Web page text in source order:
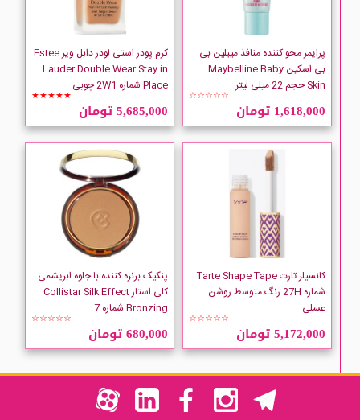
پرایمر محو کننده منافذ میبلین بی
بی اسکین Maybelline Baby
Skin حجم 22 میلی لیتر
☆☆☆☆☆
1,618,000 تومان
کرم پودر استی لودر دابل ویر Estee
Lauder Double Wear Stay in
Place شماره 2W1 چوبی
★★★★★
5,685,000 تومان
کانسیلر تارت Tarte Shape Tape
شماره 27H رنگ متوسط روشن
عسلی
☆☆☆☆☆
5,172,000 تومان
پنکیک برنزه کننده با جلوه ابریشمی
کلی استار Collistar Silk Effect
Bronzing شماره 7
☆☆☆☆☆
680,000 تومان